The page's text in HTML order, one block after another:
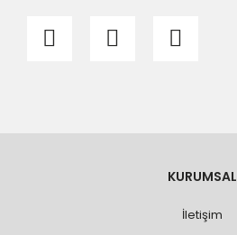
KURUMSAL
İletişim